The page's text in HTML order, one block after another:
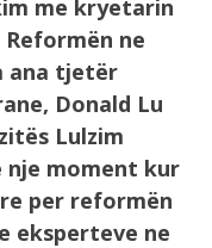
me kryetarin
ne
ana tjetër
Donald Lu
Lulzim
nje moment kur
per reformën
eksperteve ne